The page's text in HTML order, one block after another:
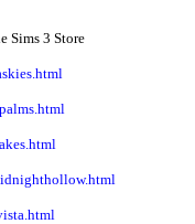
3 Store